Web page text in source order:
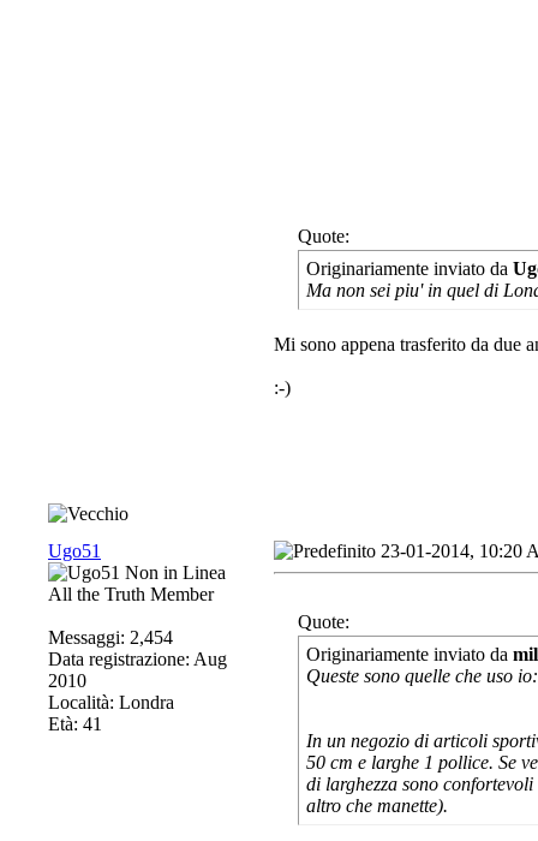
Quote:
Originariamente inviato da
Ma non sei piu' in quel di
Mi sono appena trasferito da due
:-)
Ugo51
All the Truth Member
Messaggi: 2,454
Data registrazione: Aug
2010
Località: Londra
Età: 41
23-01-2014, 10:20
Quote:
Originariamente inviato da
Queste sono quelle che uso io:
In un negozio di articoli
50 cm e larghe 1 pollice. Se
di larghezza sono
altro che manette).